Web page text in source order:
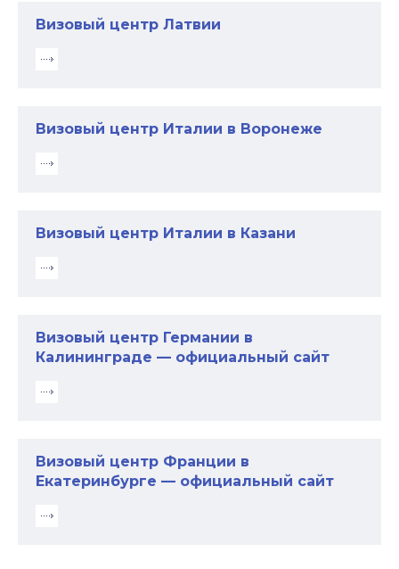
Визовый центр Латвии
Визовый центр Италии в Воронеже
Визовый центр Италии в Казани
Визовый центр Германии в
Калининграде — официальный сайт
Визовый центр Франции в
Екатеринбурге — официальный сайт